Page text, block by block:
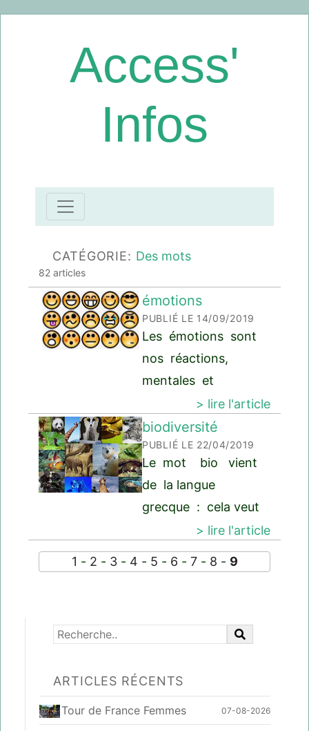
Access'
Infos
CATÉGORIE: Des mots
82 articles
émotions
PUBLIÉ LE 14/09/2019
Les émotions sont
nos réactions,
mentales et
physiques, à ce
qu'il se passe
autour de nous, ou
à ce qui nous
arrive. Des
psychologues, des
philosophes, des
chercheurs, ont
> lire l'article
biodiversité
PUBLIÉ LE 22/04/2019
Le mot bio vient
de la langue
grecque : cela veut
dire vie .
Biologie = science
de la vie (ou
> lire l'article
1 - 2 - 3 - 4 - 5 - 6 - 7 - 8 - 9
ARTICLES RÉCENTS
Tour de France Femmes 07-08-2026